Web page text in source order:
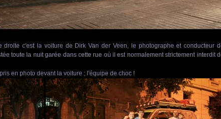
c'est la voiture de Dirk Van der Veen, le photographe et conducteur
toute la nuit garée dans cette rue où il est normalement strictement interdit
en photo devant la voiture ; l'équipe de choc !